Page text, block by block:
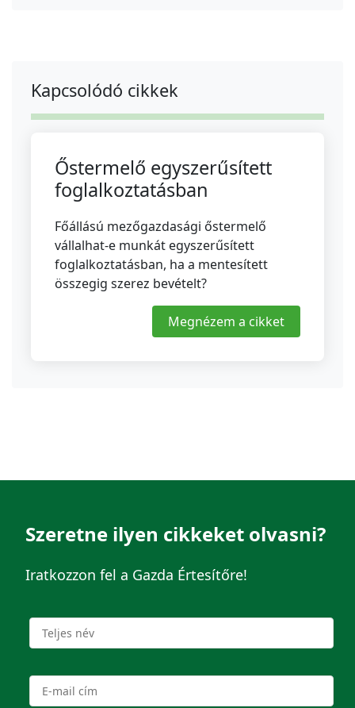
Kapcsolódó cikkek
Őstermelő egyszerűsített
foglalkoztatásban
Főállású mezőgazdasági őstermelő
vállalhat-e munkát egyszerűsített
foglalkoztatásban, ha a mentesített
összegig szerez bevételt?
Megnézem a cikket
Szeretne ilyen cikkeket olvasni?
Iratkozzon fel a Gazda Értesítőre!